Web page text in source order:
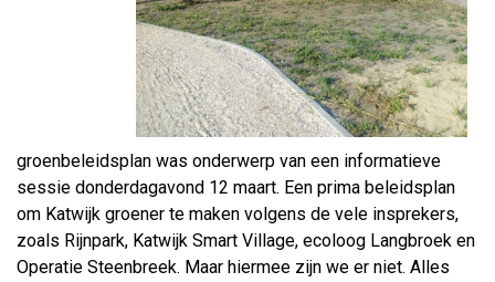
groenbeleidsplan was onderwerp van een informatieve
sessie donderdagavond 12 maart. Een prima beleidsplan
om Katwijk groener te maken volgens de vele insprekers,
zoals Rijnpark, Katwijk Smart Village, ecoloog Langbroek en
Operatie Steenbreek. Maar hiermee zijn we er niet. Alles